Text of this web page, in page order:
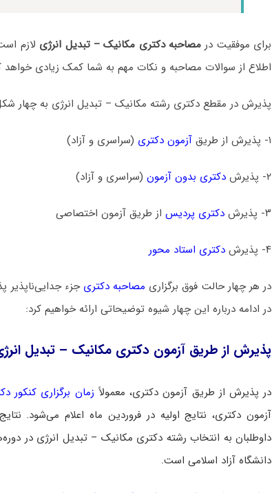
برای موفقیت در مصاحبه دکتری مکانیک – تبدیل انرژی لازم
اطلاع از سوالات مصاحبه و نکات مهم به شما کمک زیادی خواهد
پذیرش در مقطع دکتری رشته مکانیک – تبدیل انرژی به چهار
۱- پذیرش از طریق آزمون دکتری (سراسری و آزاد)
۲- پذیرش دکتری بدون آزمون(سراسری و آزاد)
۳- پذیرش دکتری پردیساز طریق آزمون اختصاصی
۴- پذیرش دکتری استاد محور
در هر چهار حالت فوق برگزاری مصاحبه دکتری جزء
در ادامه درباره این چهار شیوه توضیحاتی ارائه خواهیم کرد:
پذیرش از طریق آزمون دکتری مکانیک – تبدیل
در پذیرش از طریق آزمون دکتری، معمولاً زمان برگزاری کنکور
آزمون دکتری، نتایج اولیه در فروردین ماه اعلام می‌شود.
داوطلبان به انتخاب رشته دکتری مکانیک – تبدیل انرژی در
دانشگاه آزاد اسلامی است.